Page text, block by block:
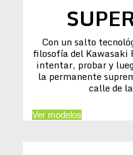
Con un salto
filosofía del Kawasaki
intentar, probar y
la permanente
calle de
Ver modelos